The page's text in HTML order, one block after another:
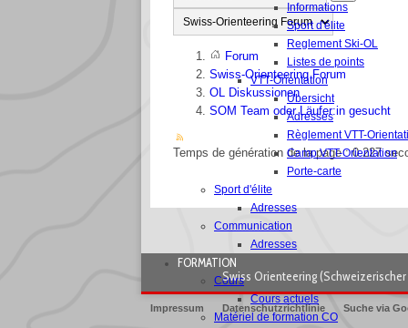
Informations
Sport d'élite
Reglement Ski-OL
Listes de points
VTT-Orientation
Übersicht
Adresses
Règlement VTT-
Camp VTT-Orientation
Porte-carte
Sport d'élite
Adresses
Communication
Adresses
FORMATION
Cours
Cours actuels
Matériel de formation CO
Forum
Swiss-Orienteering Forum
OL Diskussionen
SOM Team oder Läufer:in gesucht
Temps de génération de la page : 0.227
Swiss Orienteering (Schweizerischer
Impressum Datenschutzrichtlinie Suche via